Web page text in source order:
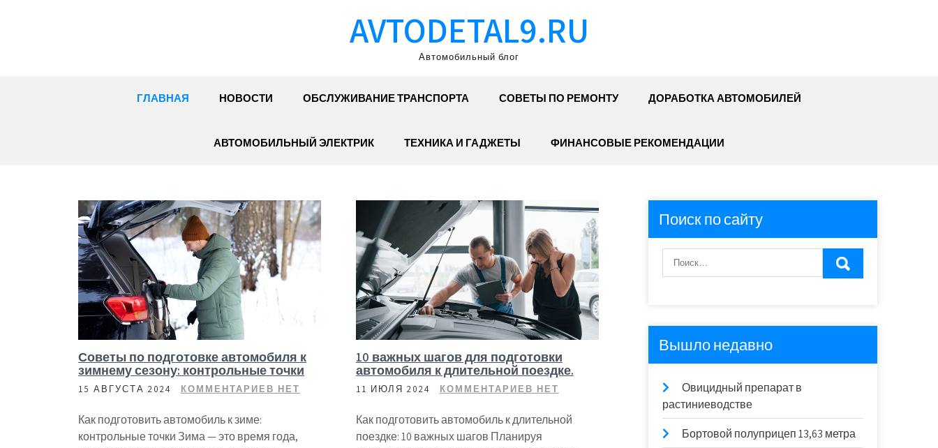
AVTODETAL9.RU
Автомобильный блог
ГЛАВНАЯ НОВОСТИ ОБСЛУЖИВАНИЕ ТРАНСПОРТА СОВЕТЫ ПО РЕМОНТУ ДОРАБОТКА АВТОМОБИЛЕЙ
АВТОМОБИЛЬНЫЙ ЭЛЕКТРИК ТЕХНИКА И ГАДЖЕТЫ ФИНАНСОВЫЕ РЕКОМЕНДАЦИИ
Советы по подготовке автомобиля к
зимнему сезону: контрольные точки
15 АВГУСТА 2024 КОММЕНТАРИЕВ НЕТ
Как подготовить автомобиль к зиме:
контрольные точки Зима — это время года,
10 важных шагов для подготовки
автомобиля к длительной поездке.
11 ИЮЛЯ 2024 КОММЕНТАРИЕВ НЕТ
Как подготовить автомобиль к длительной
поездке: 10 важных шагов Планируя
Поиск по сайту
Вышло недавно
Овицидный препарат в
растиниеводстве
Бортовой полуприцеп 13,63 метра